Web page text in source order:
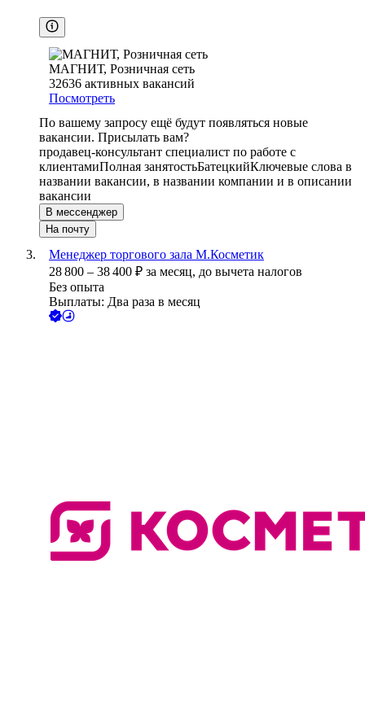
МАГНИТ, Розничная сеть
32636 активных вакансий
Посмотреть
По вашему запросу ещё будут появляться новые
вакансии. Присылать вам?
продавец-консультант специалист по работе с
клиентамиПолная занятостьБатецкийКлючевые слова в
названии вакансии, в названии компании и в описании
вакансии
В мессенджер
На почту
Менеджер торгового зала М.Косметик
28 800 – 38 400 ₽ за месяц, до вычета налогов
Без опыта
Выплаты: Два раза в месяц